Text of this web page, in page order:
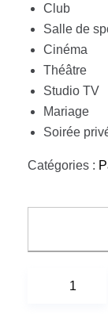
Club
Salle de
Cinéma
Théâtre
Studio TV
Mariage
Soirée
Catégories :